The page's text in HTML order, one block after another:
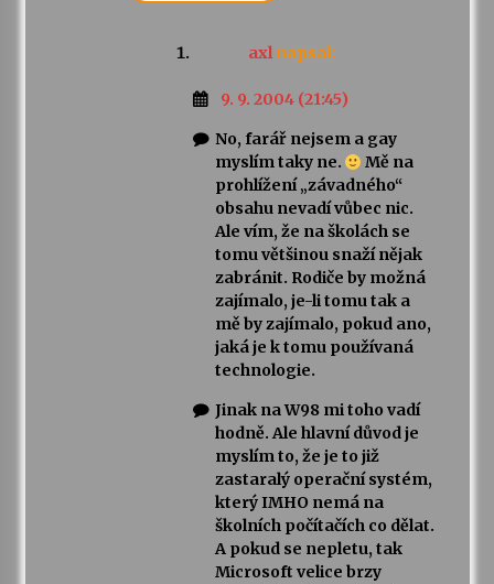
axl napsal:
9. 9. 2004 (21:45)
No, farář nejsem a gay
myslím taky ne.
Mě na
prohlížení „závadného“
obsahu nevadí vůbec nic.
Ale vím, že na školách se
tomu většinou snaží nějak
zabránit. Rodiče by možná
zajímalo, je-li tomu tak a
mě by zajímalo, pokud ano,
jaká je k tomu používaná
technologie.
Jinak na W98 mi toho vadí
hodně. Ale hlavní důvod je
myslím to, že je to již
zastaralý operační systém,
který IMHO nemá na
školních počítačích co dělat.
A pokud se nepletu, tak
Microsoft velice brzy